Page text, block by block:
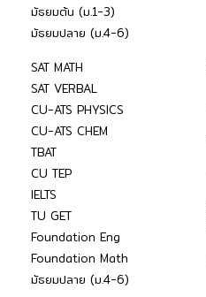
มัธยมต้น (ม.1-3)
มัธยมปลาย (ม.4-6)
SAT MATH
SAT VERBAL
CU-ATS PHYSICS
CU-ATS CHEM
TBAT
CU TEP
IELTS
TU GET
Foundation Eng
Foundation Math
มัธยมปลาย (ม.4-6)